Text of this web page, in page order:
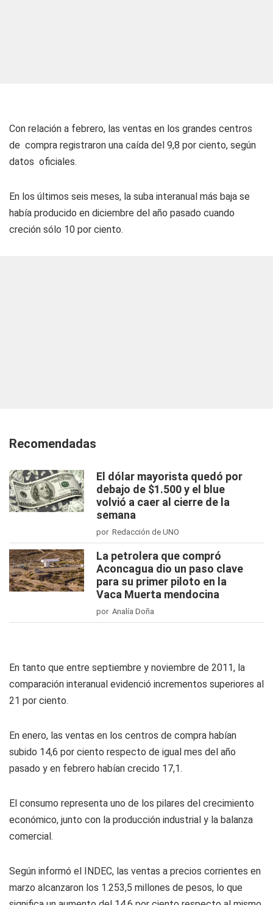
Con relación a febrero, las ventas en los grandes centros
de compra registraron una caída del 9,8 por ciento, según
datos oficiales.
En los últimos seis meses, la suba interanual más baja se
había producido en diciembre del año pasado cuando
creción sólo 10 por ciento.
Recomendadas
El dólar mayorista quedó por
debajo de $1.500 y el blue
volvió a caer al cierre de la
semana
por Redacción de UNO
La petrolera que compró
Aconcagua dio un paso clave
para su primer piloto en la
Vaca Muerta mendocina
por Analía Doña
En tanto que entre septiembre y noviembre de 2011, la
comparación interanual evidenció incrementos superiores al
21 por ciento.
En enero, las ventas en los centros de compra habían
subido 14,6 por ciento respecto de igual mes del año
pasado y en febrero habían crecido 17,1.
El consumo representa uno de los pilares del crecimiento
económico, junto con la producción industrial y la balanza
comercial.
Según informó el INDEC, las ventas a precios corrientes en
marzo alcanzaron los 1.253,5 millones de pesos, lo que